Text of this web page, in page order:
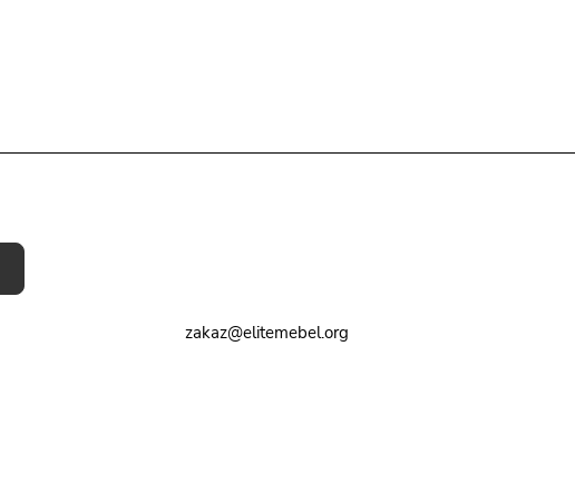
zakaz@elitemebel.org